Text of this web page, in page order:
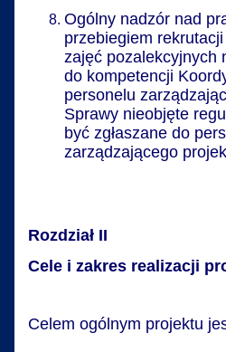
Ogólny nadzór nad
przebiegiem
zajęć pozalekcyjnych
do kompetencji
personelu
Sprawy nieobjęte
być zgłaszane do
zarządzającego
Rozdział II
Cele i zakres realizacji
Celem ogólnym projektu